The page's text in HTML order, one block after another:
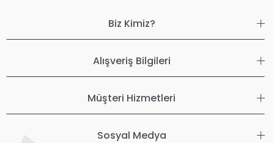
Biz Kimiz?
Alışveriş Bilgileri
Müşteri Hizmetleri
Sosyal Medya